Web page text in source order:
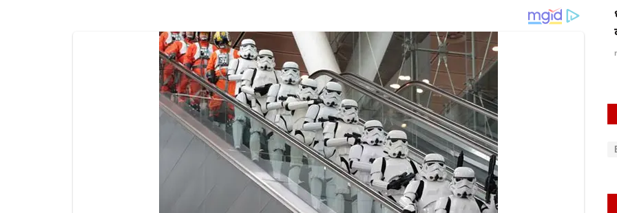
Jun 28, 2025 0 164
धामी सरकार ने सदन में पेश किया 76 हजार 592 करोड़
का बजट,...
rexpress Mar 15, 2023 0 288